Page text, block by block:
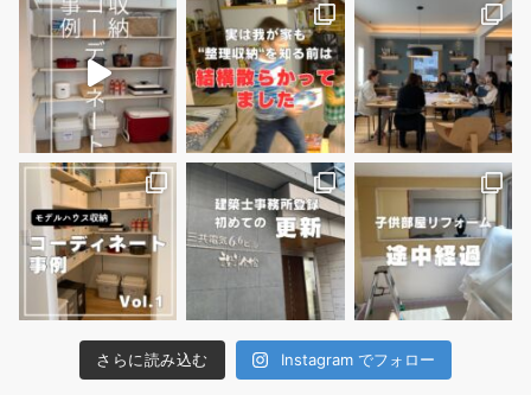
さらに読み込む Instagram でフォロー